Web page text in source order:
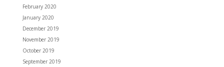
February 2020
January 2020
December 2019
November 2019
October 2019
September 2019